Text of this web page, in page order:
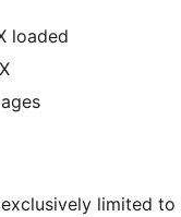
loaded
limited